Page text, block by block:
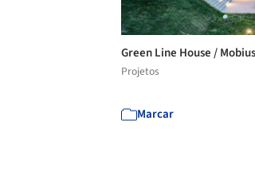
Green Line House /
Projetos
Marcar